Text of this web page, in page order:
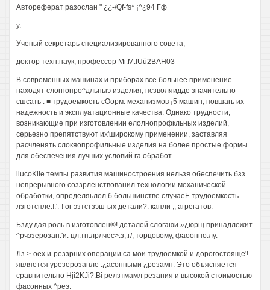
Автореферат разослан " ¿¿-/Qf-fs* ¡^¿94 Гф
у.
Ученый секретарь специализированного совета,
доктор техн.наук, профессор Mi.M.lUü2BAH03
В современных машинах и приборах все больнее применение
находят слогнопро^дльныэ изделия, псзволяидде значительно
сшсать . ■ трудоемкость сОорм: механизмов ¡5 машин, повшагь их
надежность и эксплуатационные качества. Однако трудности,
возникающие при изготовлении елолнопрофкльных изделий,
серьезно препятствуют их'широкому применении, заставляя
расчленять слокяопрофильные изделия на более простые формы
для обеспечения лучших условий га обработ-
iiucoKiie темпы развития машиностроения нельзя обеспечить бзз
непрерывного соззрленствованил технологии механической
обработки, определяьлел б большинстве случаеЕ трудоемкость
лзготспле:!.'.-! oi-эзтстзэш-ых детали?: капли ;; агрегатов.
Ьзду.дая роль в изготовлен®! деталей слогаюи »¿юрщ принадлежит
^рчззерозан.'и: цл.тп.лрлчес>:з;.г/, торцовому, фаоонно:лу.
Лз >-оех и-реззрних операции са.мои трудоемкой и дорогостояще'!
является урезерозанле .¿асонными ¿резамн. Это объясняется
сравнительно Hji2KJi?.Bi релзтмамл резания и высокой стоимостью
фасонных ^реэ.